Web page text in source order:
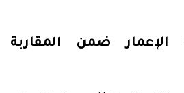
الإعمار ضمن المقاربة